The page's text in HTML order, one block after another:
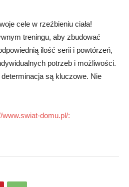
cele w rzeźbieniu ciała!
treningu, aby zbudować
ilość serii i powtórzeń,
potrzeb i możliwości.
są kluczowe. Nie
www.swiat-domu.pl/: